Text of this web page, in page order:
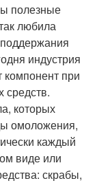
полезные
любила
индустрия
компонент при
средств.
которых
омоложения,
каждый
виде или
скрабы,